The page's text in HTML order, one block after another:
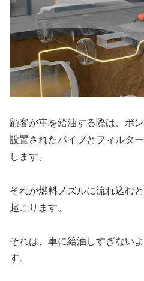
顧客が車を給油する際は、ポ
設置されたパイプとフィルタ
します。
それが燃料ノズルに流れ込む
起こります。
それは、車に給油しすぎない
す。